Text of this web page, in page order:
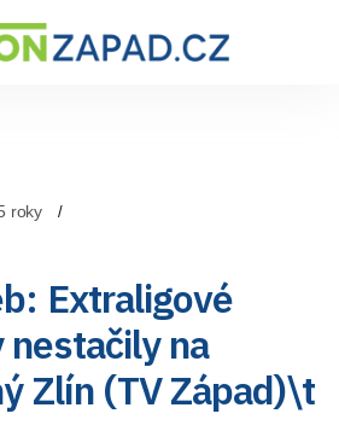
roky
Extraligové
nestačily na
Zlín (TV Západ)\t